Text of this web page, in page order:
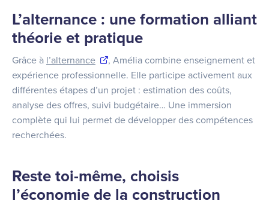
L’alternance : une formation alliant
théorie et pratique
Grâce à l’alternance
, Amélia combine enseignement et
expérience professionnelle. Elle participe activement aux
différentes étapes d’un projet : estimation des coûts,
analyse des offres, suivi budgétaire… Une immersion
complète qui lui permet de développer des compétences
recherchées.
Reste toi-même, choisis
l’économie de la construction